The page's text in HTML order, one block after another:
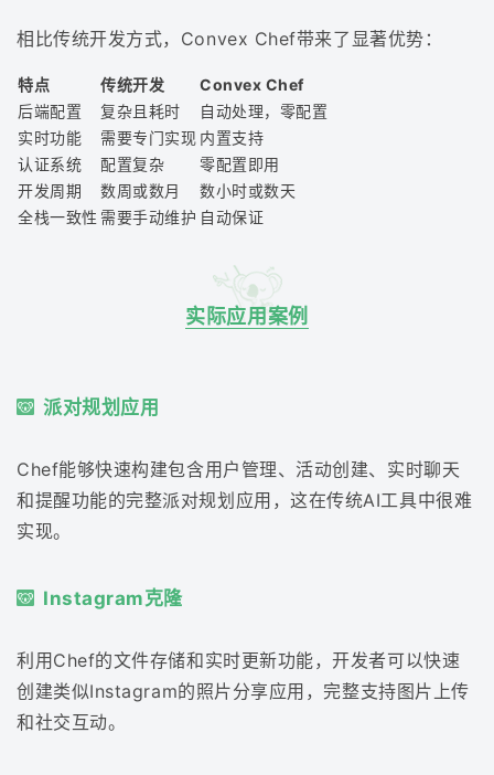
相比传统开发方式，Convex Chef带来了显著优势：
特点 传统开发
Convex Chef
后端配置
复杂且耗时
自动处理，零配置
实时功能
需要专门实现 内置支持
认证系统
配置复杂
零配置即用
开发周期
数周或数月
数小时或数天
全栈一致性 需要手动维护 自动保证
实际应用案例
派对规划应用
Chef能够快速构建包含用户管理、活动创建、实时聊天
和提醒功能的完整派对规划应用，这在传统AI工具中很难
实现。
Instagram克隆
利用Chef的文件存储和实时更新功能，开发者可以快速
创建类似Instagram的照片分享应用，完整支持图片上传
和社交互动。